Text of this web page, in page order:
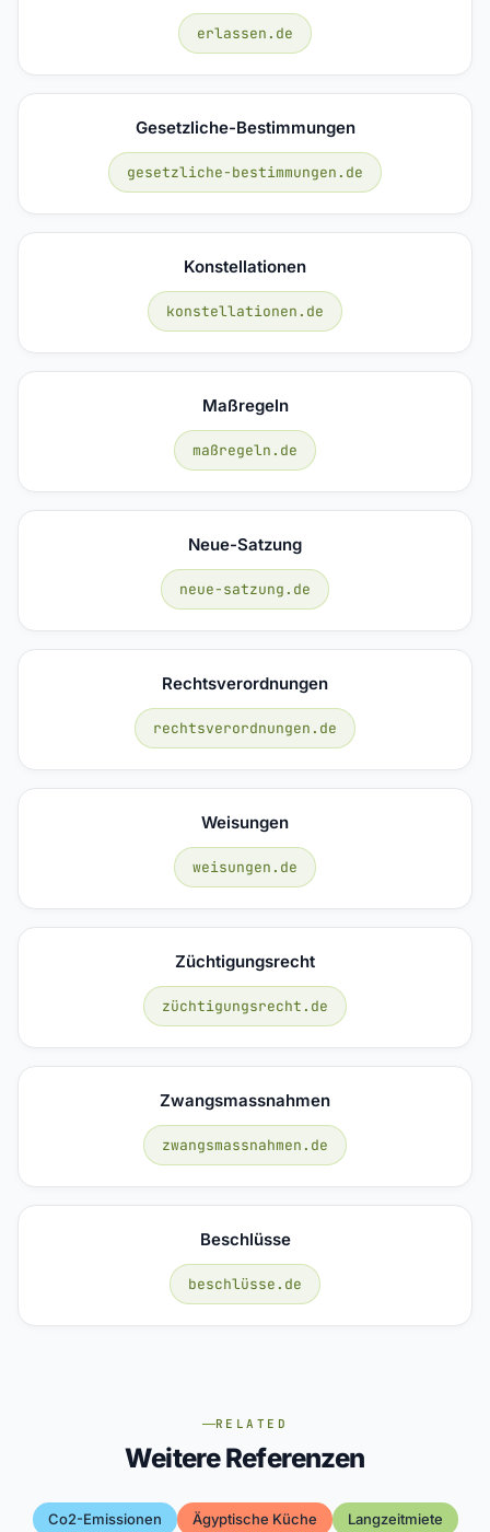
erlassen.de
Gesetzliche-Bestimmungen
gesetzliche-bestimmungen.de
Konstellationen
konstellationen.de
Maßregeln
maßregeln.de
Neue-Satzung
neue-satzung.de
Rechtsverordnungen
rechtsverordnungen.de
Weisungen
weisungen.de
Züchtigungsrecht
züchtigungsrecht.de
Zwangsmassnahmen
zwangsmassnahmen.de
Beschlüsse
beschlüsse.de
RELATED
Weitere Referenzen
Co2-Emissionen Ägyptische Küche Langzeitmiete